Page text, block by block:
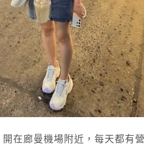
在廊曼機場附近，每天都有